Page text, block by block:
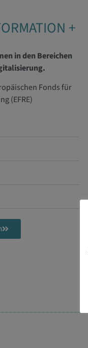
+
in den Bereichen
Fonds für
(EFRE)